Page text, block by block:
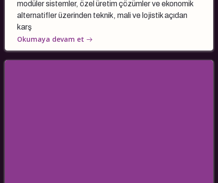
modüler sistemler, özel üretim çözümler ve ekonomik
alternatifler üzerinden teknik, mali ve lojistik açıdan
karş
Okumaya devam et